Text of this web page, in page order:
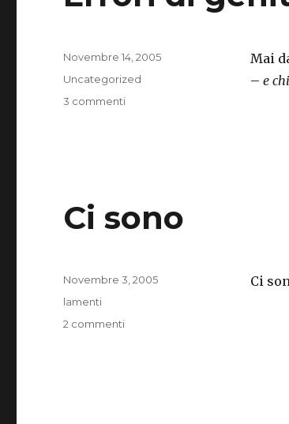
Mai
– e
Pubblicato
Novembre 14, 2005
Categorie
Uncategorized
3 commentisu
Ci sono
Ci
Pubblicato
il
Novembre 3, 2005
Categorie
lamenti
2 commentisu